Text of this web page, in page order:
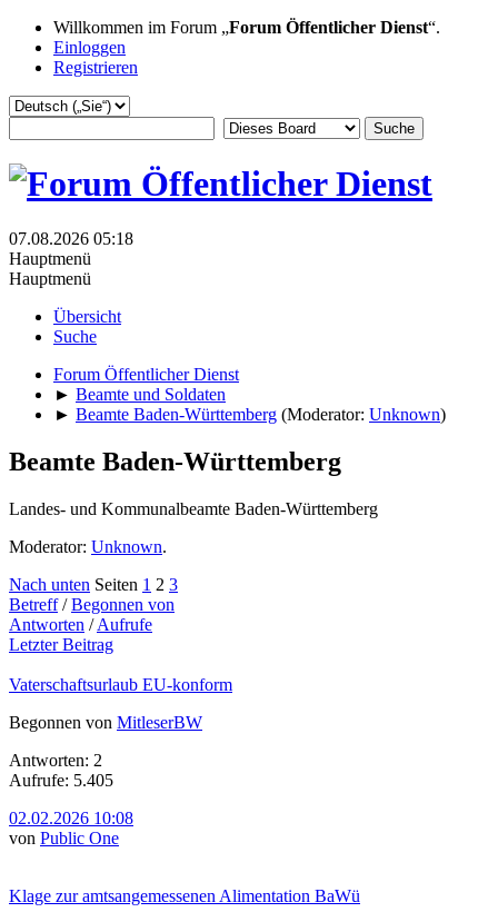
Willkommen im Forum „Forum Öffentlicher Dienst“.
Einloggen
Registrieren
07.08.2026 05:18
Hauptmenü
Hauptmenü
Übersicht
Suche
Forum Öffentlicher Dienst
► Beamte und Soldaten
► Beamte Baden-Württemberg (Moderator: Unknown)
Beamte Baden-Württemberg
Landes- und Kommunalbeamte Baden-Württemberg
Moderator: Unknown.
Nach unten Seiten 1 2 3
Betreff/Begonnen von
Antworten /Aufrufe
Letzter Beitrag
Vaterschaftsurlaub EU-konform
Begonnen von MitleserBW
Antworten: 2
Aufrufe: 5.405
02.02.2026 10:08
von Public One
Klage zur amtsangemessenen Alimentation BaWü